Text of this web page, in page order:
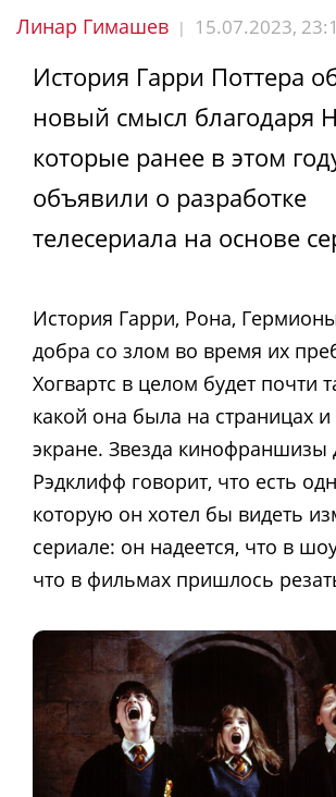
Линар Гимашев | 15.07.2023,
История Гарри Поттера
новый смысл благодаря
которые ранее в этом
объявили о разработке
телесериала на основе
История Гарри, Рона,
добра со злом во время их
Хогвартс в целом будет почти
какой она была на страницах
экране. Звезда кинофраншизы
Рэдклифф говорит, что есть
которую он хотел бы видеть
сериале: он надеется, что в
что в фильмах пришлось